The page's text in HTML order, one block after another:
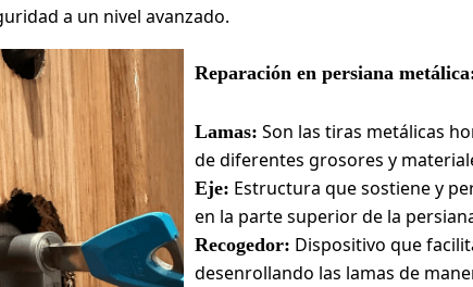
a un nivel avanzado.
Reparación en persiana
Lamas: Son las tiras metálicas
de diferentes grosores y
Eje: Estructura que sostiene y
en la parte superior de la
Recogedor: Dispositivo que
desenrollando las lamas de